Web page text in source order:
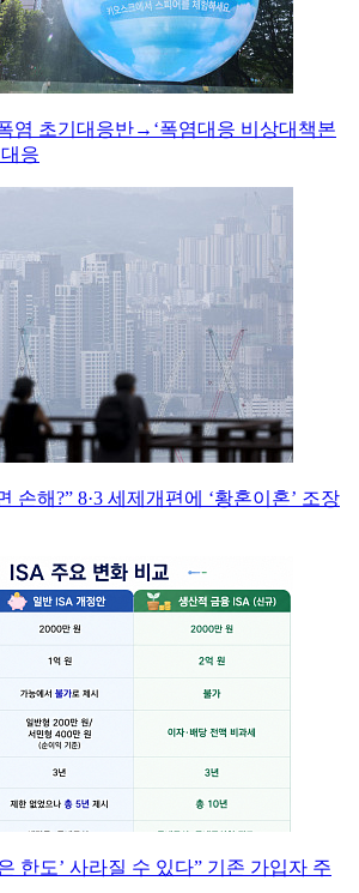
염 초기대응반→‘폭염대응 비상대책본
응
손해?” 8·3 세제개편에 ‘황혼이혼’ 조장
한도’ 사라질 수 있다” 기존 가입자 주